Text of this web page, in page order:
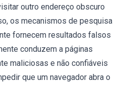
outro endereço obscuro
os mecanismos de pesquisa
fornecem resultados falsos
conduzem a páginas
maliciosas e não confiáveis
que um navegador abra o